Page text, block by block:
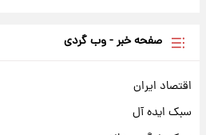
صفحه خبر - وب گردی
اقتصاد ایران
سبک ایده آل